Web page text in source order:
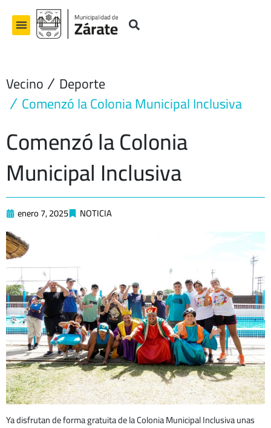
contenido
Vecino Deporte
Comenzó la Colonia Municipal Inclusiva
Comenzó la Colonia
Municipal Inclusiva
enero 7, 2025 NOTICIA
Ya disfrutan de forma gratuita de la Colonia Municipal Inclusiva unas